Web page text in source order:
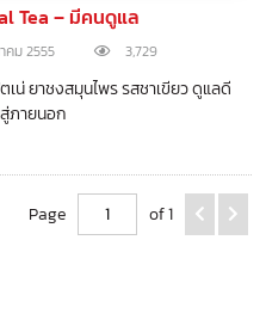
Tea – มีคนดูแล
คม 2555 3,729
น่ ยาชงสมุนไพร รสชาเขียว ดูแลดี
ภายนอก
Page of 1